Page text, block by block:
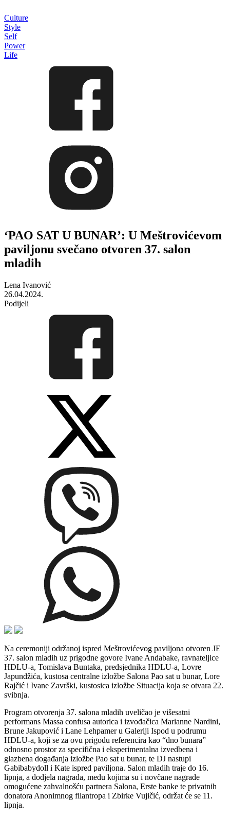
Culture
Style
Self
Power
Life
‘PAO SAT U BUNAR’: U Meštrovićevom
paviljonu svečano otvoren 37. salon
mladih
Lena Ivanović
26.04.2024.
Podijeli
Na ceremoniji održanoj ispred Meštrovićevog paviljona otvoren JE
37. salon mladih uz prigodne govore Ivane Andabake, ravnateljice
HDLU-a, Tomislava Buntaka, predsjednika HDLU-a, Lovre
Japundžića, kustosa centralne izložbe Salona Pao sat u bunar, Lore
Rajčić i Ivane Završki, kustosica izložbe Situacija koja se otvara 22.
svibnja.
Program otvorenja 37. salona mladih uveličao je višesatni
performans Massa confusa autorica i izvođačica Marianne Nardini,
Brune Jakupović i Lane Lehpamer u Galeriji Ispod u podrumu
HDLU-a, koji se za ovu prigodu referencira kao “dno bunara”
odnosno prostor za specifična i eksperimentalna izvedbena i
glazbena događanja izložbe Pao sat u bunar, te DJ nastupi
Gabibabydoll i Kate ispred paviljona. Salon mladih traje do 16.
lipnja, a dodjela nagrada, među kojima su i novčane nagrade
omogućene zahvalnošću partnera Salona, Erste banke te privatnih
donatora Anonimnog filantropa i Zbirke Vujičić, održat će se 11.
lipnja.